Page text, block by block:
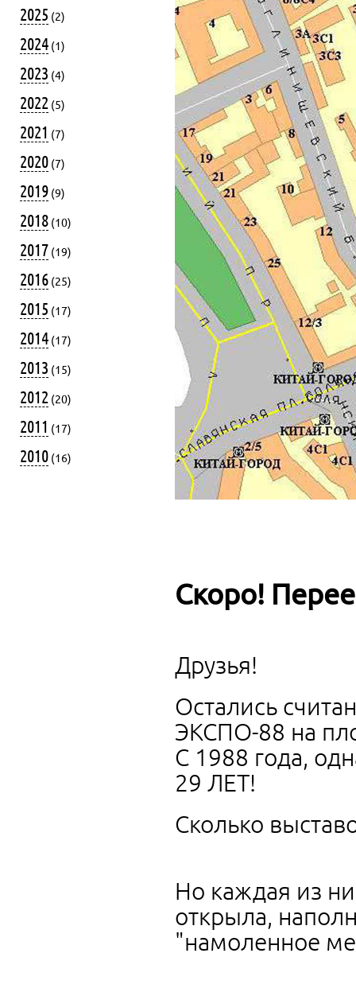
2025 (2)
2024 (1)
2023 (4)
2022 (5)
2021 (7)
2020 (7)
2019 (9)
2018 (10)
2017 (19)
2016 (25)
2015 (17)
2014 (17)
2013 (15)
2012 (20)
2011 (17)
2010 (16)
Скоро!
Друзья!
Остались
ЭКСПО-88 на
С 1988 года,
29 ЛЕТ!
Сколько
Но каждая из
открыла,
"намоленное